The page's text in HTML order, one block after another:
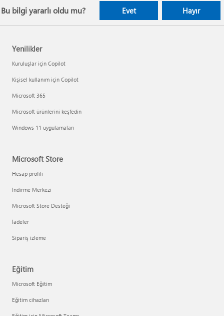
Bu bilgi yararlı oldu mu? Evet Hayır
Yenilikler
Kuruluşlar için Copilot
Kişisel kullanım için Copilot
Microsoft 365
Microsoft ürünlerini keşfedin
Windows 11 uygulamaları
Microsoft Store
Hesap profili
İndirme Merkezi
Microsoft Store Desteği
İadeler
Sipariş izleme
Eğitim
Microsoft Eğitim
Eğitim cihazları